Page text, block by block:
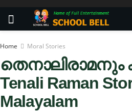
Home Moral Stories
തെനാലിരാമനും
Tenali Raman
Malayalam